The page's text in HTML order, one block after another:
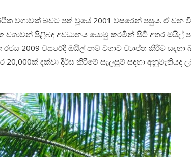
වගාවක් බවට පත් වූයේ 2001 වසරෙන් පසුය. ඒ වන
පිළිබඳ අවධානය යොමු කරමින් සිටි අතර ඔයිල්
2009 වසරේදී ඔයිල් පාම් වගාව ව්‍යාප්ත කිරීම සඳහා
දක්වා දීර්ඝ කිරීමේ සැලසුම් සඳහා අනුමැතියද